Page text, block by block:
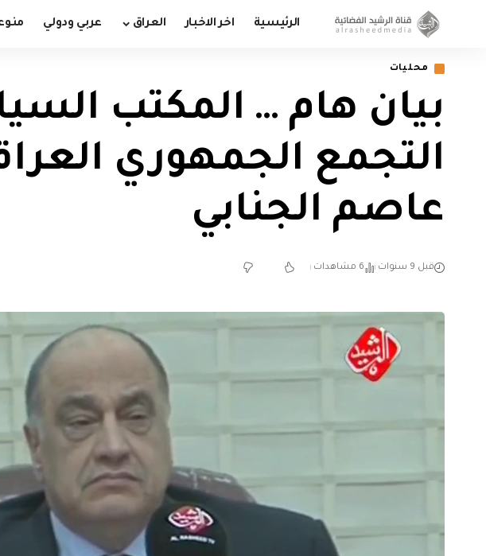
الرئيسية اخر الاخبار العراق عربي ودولي
محليات
بيان هام … المكتب
التجمع الجمهوري
عاصم الجنابي
قبل 9 سنوات 6 مشاهدات